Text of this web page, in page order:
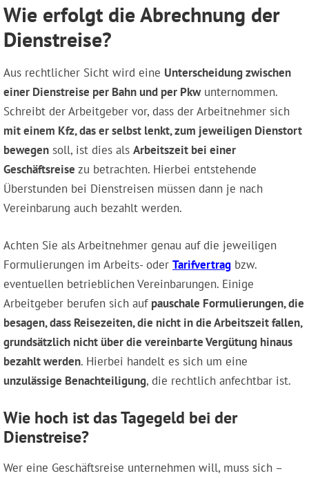
Wie erfolgt die Abrechnung der
Dienstreise?
Aus rechtlicher Sicht wird eine Unterscheidung zwischen
einer Dienstreise per Bahn und per Pkwunternommen.
Schreibt der Arbeitgeber vor, dass der Arbeitnehmer sich
mit einem Kfz, das er selbst lenkt, zum jeweiligen Dienstort
bewegen soll, ist dies als Arbeitszeit bei einer
Geschäftsreise zu betrachten. Hierbei entstehende
Überstunden bei Dienstreisen müssen dann je nach
Vereinbarung auch bezahlt werden.
Achten Sie als Arbeitnehmer genau auf die jeweiligen
Formulierungen im Arbeits- oder Tarifvertrag bzw.
eventuellen betrieblichen Vereinbarungen. Einige
Arbeitgeber berufen sich auf pauschale Formulierungen, die
besagen, dass Reisezeiten, die nicht in die Arbeitszeit fallen,
grundsätzlich nicht über die vereinbarte Vergütung hinaus
bezahlt werden. Hierbei handelt es sich um eine
unzulässige Benachteiligung, die rechtlich anfechtbar ist.
Wie hoch ist das Tagegeld bei der
Dienstreise?
Wer eine Geschäftsreise unternehmen will, muss sich –